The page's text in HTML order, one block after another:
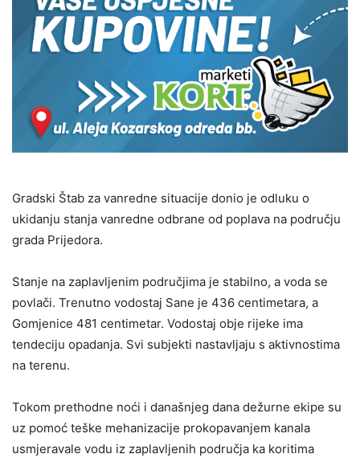
Gradski Štab za vanredne situacije donio je odluku o
ukidanju stanja vanredne odbrane od poplava na području
grada Prijedora.
Stanje na zaplavljenim područjima je stabilno, a voda se
povlači. Trenutno vodostaj Sane je 436 centimetara, a
Gomjenice 481 centimetar. Vodostaj obje rijeke ima
tendeciju opadanja. Svi subjekti nastavljaju s aktivnostima
na terenu.
Tokom prethodne noći i današnjeg dana dežurne ekipe su
uz pomoć teške mehanizacije prokopavanjem kanala
usmjeravale vodu iz zaplavljenih područja ka koritima